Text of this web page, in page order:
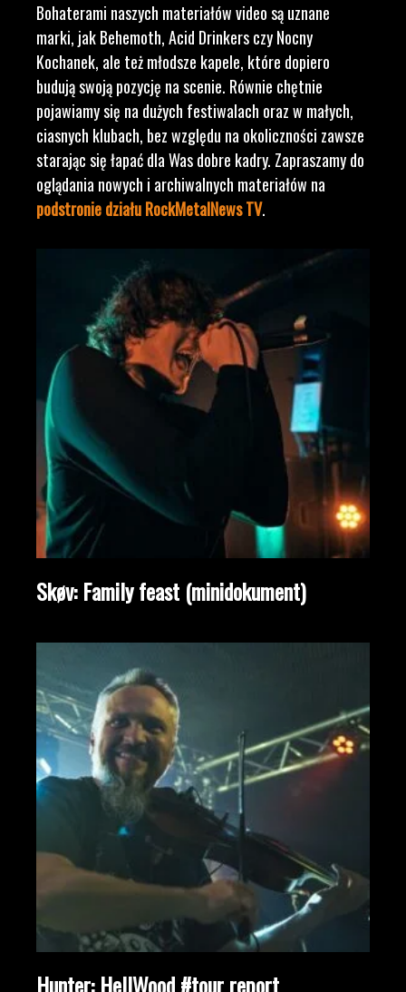
Bohaterami naszych materiałów video są uznane
marki, jak Behemoth, Acid Drinkers czy Nocny
Kochanek, ale też młodsze kapele, które dopiero
budują swoją pozycję na scenie. Równie chętnie
pojawiamy się na dużych festiwalach oraz w małych,
ciasnych klubach, bez względu na okoliczności zawsze
starając się łapać dla Was dobre kadry. Zapraszamy do
oglądania nowych i archiwalnych materiałów na
podstronie działu RockMetalNews TV.
Skøv: Family feast (minidokument)
Hunter: HellWood #tour report